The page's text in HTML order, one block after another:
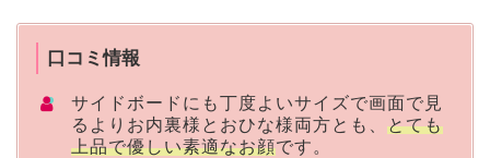
口コミ情報
サイドボードにも丁度よいサイズで画面で見
るよりお内裏様とおひな様両方とも、 とても
上品で優しい素適なお顔です。